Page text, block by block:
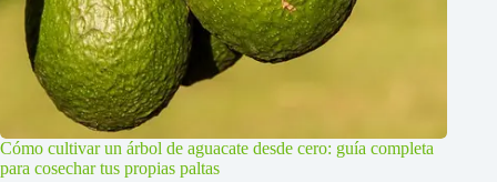
Cómo cultivar un árbol de aguacate desde cero: guía completa
para cosechar tus propias paltas